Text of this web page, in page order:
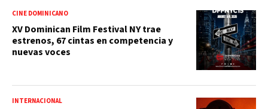
CINE DOMINICANO
XV Dominican Film Festival NY trae
estrenos, 67 cintas en competencia y
nuevas voces
INTERNACIONAL